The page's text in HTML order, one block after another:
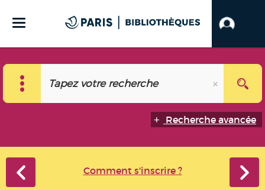
Recherche avancée
Comment s'inscrire ?